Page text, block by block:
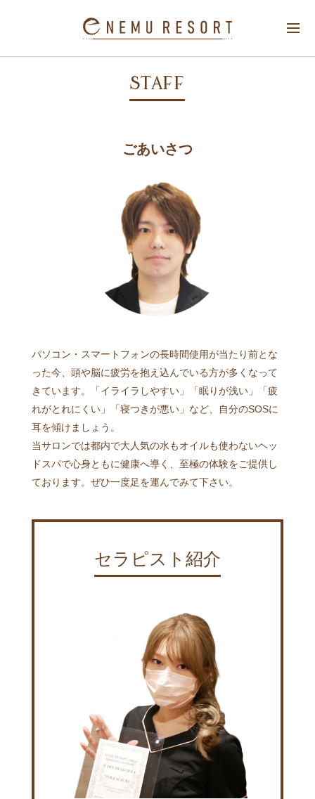
STAFF
ごあいさつ
パソコン・スマートフォンの長時間使用が当たり前とな
った今、頭や脳に疲労を抱え込んでいる方が多くなって
きています。「イライラしやすい」「眠りが浅い」「疲
れがとれにくい」「寝つきが悪い」など、自分のSOSに
耳を傾けましょう。
当サロンでは都内で大人気の水もオイルも使わないヘッ
ドスパで心身ともに健康へ導く、至極の体験をご提供し
ております。ぜひ一度足を運んでみて下さい。
セラピスト紹介